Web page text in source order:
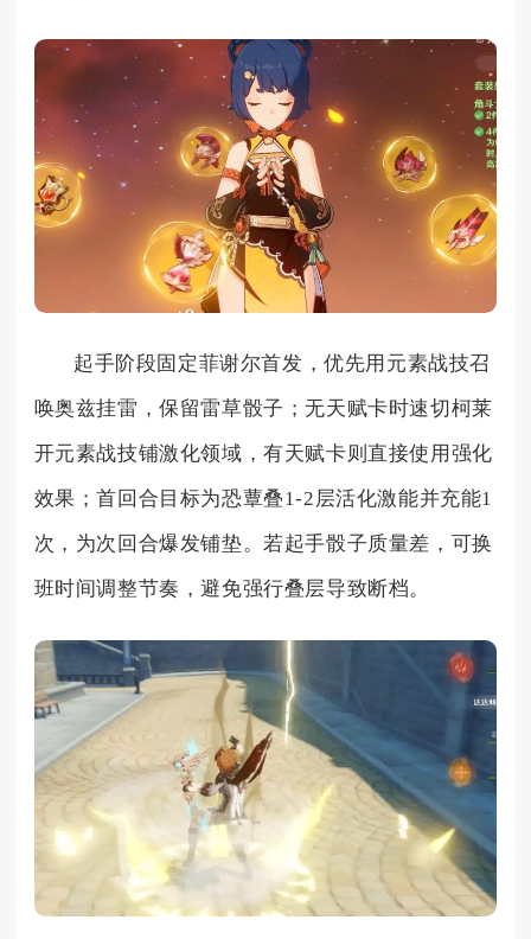
起手阶段固定菲谢尔首发，优先用元素战技召
唤奥兹挂雷，保留雷草骰子；无天赋卡时速切柯莱
开元素战技铺激化领域，有天赋卡则直接使用强化
效果；首回合目标为恐蕈叠1-2层活化激能并充能1
次，为次回合爆发铺垫。若起手骰子质量差，可换
班时间调整节奏，避免强行叠层导致断档。